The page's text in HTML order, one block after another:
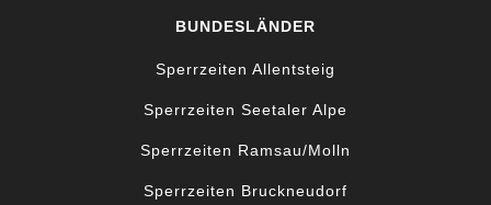
BUNDESLÄNDER
Sperrzeiten Allentsteig
Sperrzeiten Seetaler Alpe
Sperrzeiten Ramsau/Molln
Sperrzeiten Bruckneudorf